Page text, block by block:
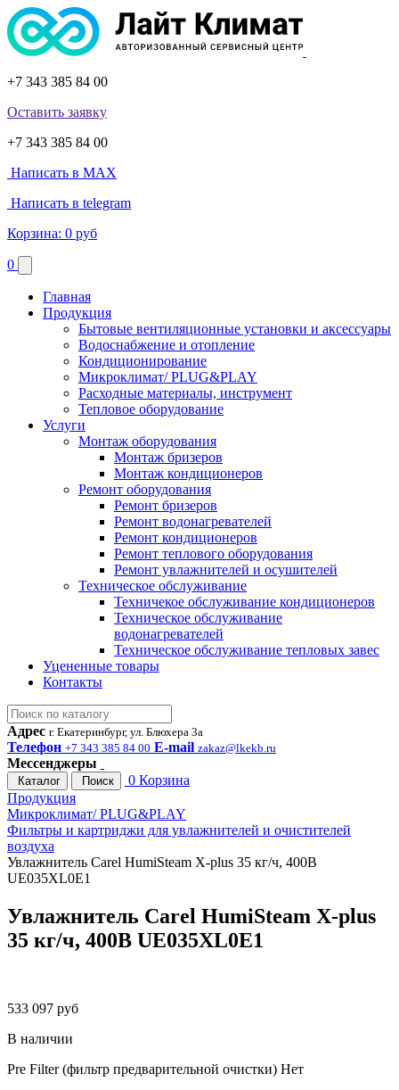
+7 343 385 84 00
Оставить заявку
+7 343 385 84 00
Написать в MAX
Написать в telegram
Корзина: 0 руб
0
Главная
Продукция
Бытовые вентиляционные установки и аксессуары
Водоснабжение и отопление
Кондиционирование
Микроклимат/ PLUG&PLAY
Расходные материалы, инструмент
Тепловое оборудование
Услуги
Монтаж оборудования
Монтаж бризеров
Монтаж кондиционеров
Ремонт оборудования
Ремонт бризеров
Ремонт водонагревателей
Ремонт кондиционеров
Ремонт теплового оборудования
Ремонт увлажнителей и осушителей
Техническое обслуживание
Техничекое обслуживание кондиционеров
Техническое обслуживание
водонагревателей
Техническое обслуживание тепловых завес
Уцененные товары
Контакты
Адрес г. Екатеринбург, ул. Блюхера 3а
Телефон +7 343 385 84 00 E-mail zakaz@lkekb.ru
Мессенджеры
Каталог Поиск 0 Корзина
Продукция
Микроклимат/ PLUG&PLAY
Фильтры и картриджи для увлажнителей и очистителей
воздуха
Увлажнитель Carel HumiSteam X-plus 35 кг/ч, 400В
UE035XL0E1
Увлажнитель Carel HumiSteam X-plus
35 кг/ч, 400В UE035XL0E1
533 097 руб
В наличии
Pre Filter (фильтр предварительной очистки) Нет